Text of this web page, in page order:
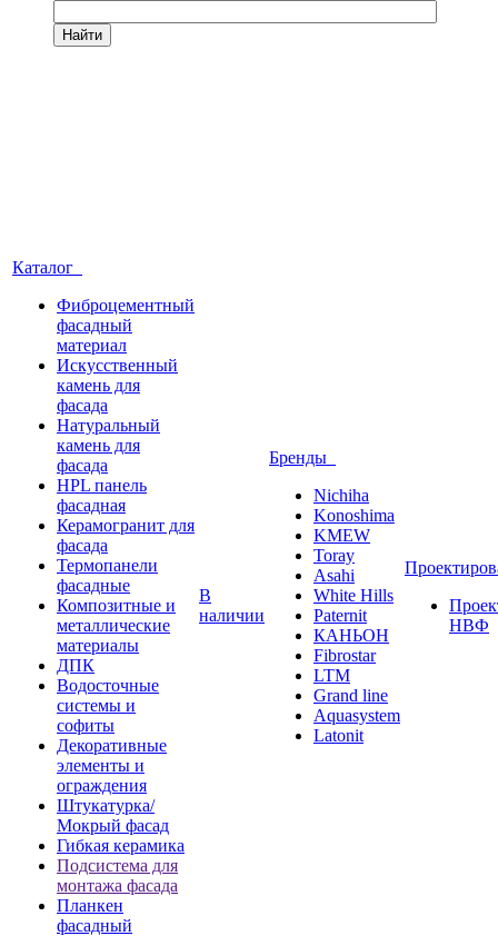
Найти
Каталог
Фиброцементный
фасадный
материал
Искусственный
камень для
фасада
Натуральный
камень для
фасада
HPL панель
фасадная
Керамогранит для
фасада
Термопанели
фасадные
Композитные и
металлические
материалы
ДПК
Водосточные
системы и
софиты
Декоративные
элементы и
ограждения
Штукатурка/
Мокрый фасад
Гибкая керамика
Подсистема для
монтажа фасада
Планкен
фасадный
В
наличии
Бренды
Nichiha
Konoshima
KMEW
Toray
Asahi
White Hills
Paternit
КАНЬОН
Fibrostar
LTM
Grand line
Aquasystem
Latonit
НВФ